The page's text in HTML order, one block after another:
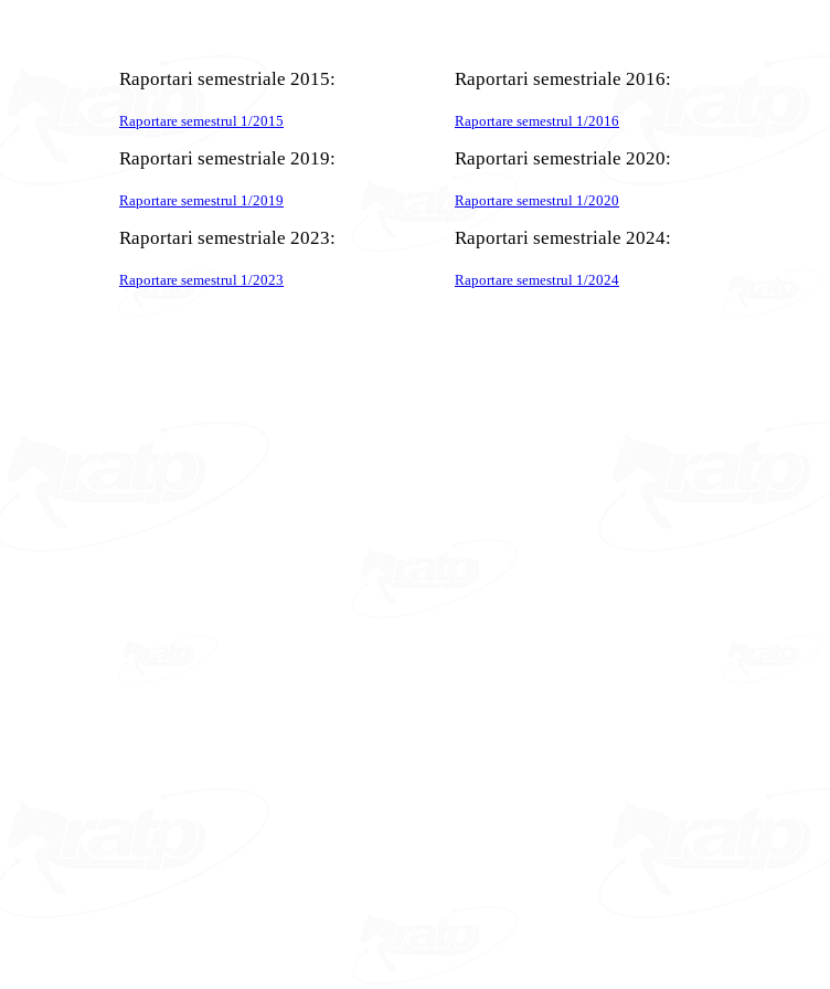
Raportari semestriale 2015:
Raportare semestrul 1/2015
Raportari semestriale 2016:
Raportare semestrul 1/2016
Raportari semestriale 2019:
Raportare semestrul 1/2019
Raportari semestriale 2020:
Raportare semestrul 1/2020
Raportari semestriale 2023:
Raportare semestrul 1/2023
Raportari semestriale 2024:
Raportare semestrul 1/2024